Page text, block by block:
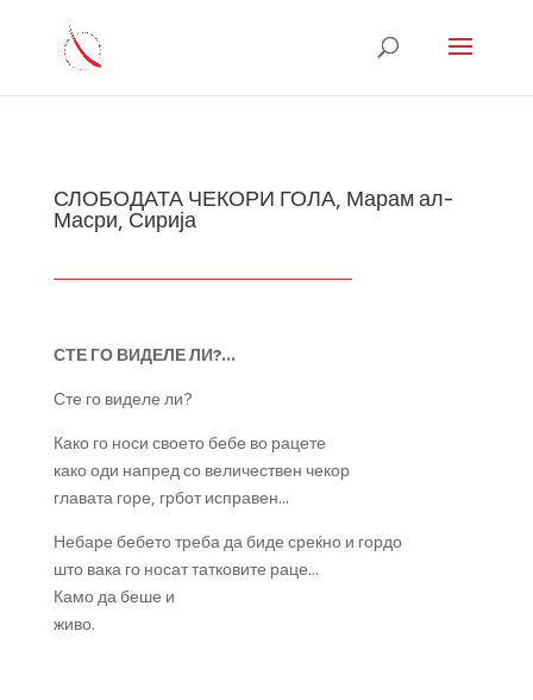
СЛОБОДАТА ЧЕКОРИ ГОЛА, Марам ал-
Масри, Сирија
СТЕ ГО ВИДЕЛЕ ЛИ?…
Сте го виделе ли?
Како го носи своето бебе во рацете
како оди напред со величествен чекор
главата горе, грбот исправен…
Небаре бебето треба да биде среќно и гордо
што вака го носат татковите раце…
Камо да беше и
живо.